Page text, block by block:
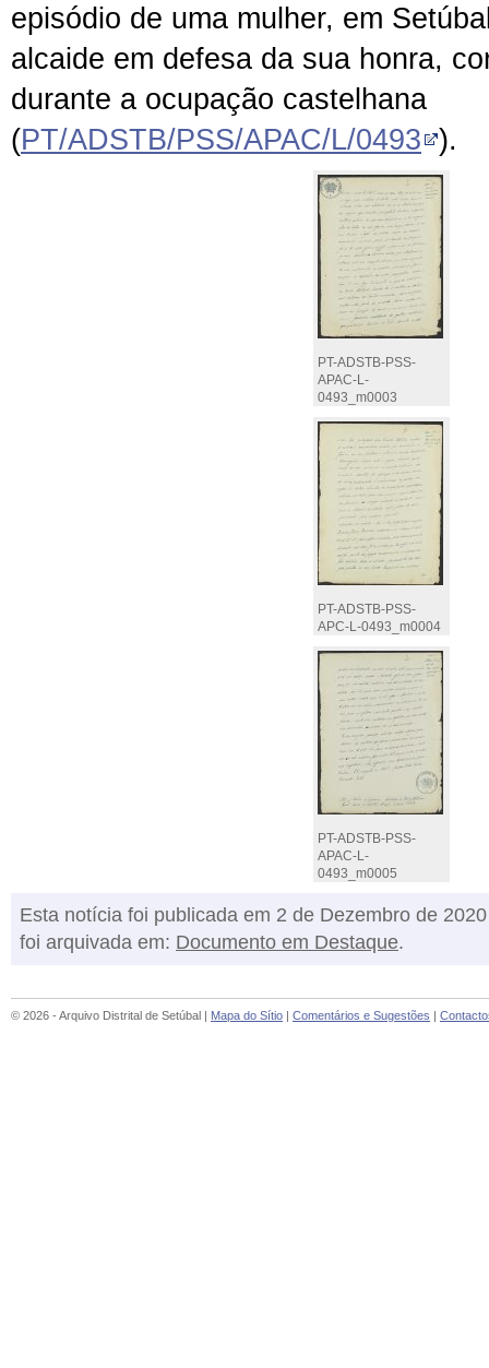
episódio de uma mulher, em
alcaide em defesa da sua honra,
durante a ocupação castelhana
(PT/ADSTB/PSS/APAC/L/0493 ).
PT-ADSTB-PSS-
APAC-L-
0493_m0003
PT-ADSTB-PSS-
APC-L-0493_m0004
PT-ADSTB-PSS-
APAC-L-
0493_m0005
Esta notícia foi publicada em 2 de Dezembro de
foi arquivada em: Documento em Destaque.
© 2026 - Arquivo Distrital de Setúbal | Mapa do Sítio | Comentários e Sugestões |